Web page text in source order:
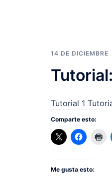
14 DE DICIEMBRE
Tutorial 1
Comparte esto:
Me gusta esto: